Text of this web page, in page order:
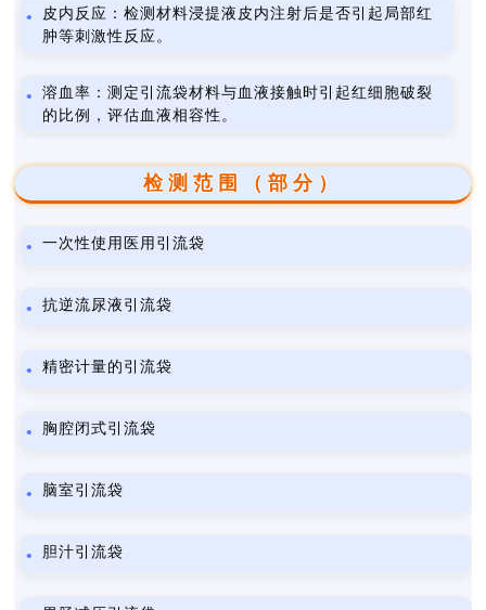
皮内反应：检测材料浸提液皮内注射后是否引起局部红
肿等刺激性反应。
溶血率：测定引流袋材料与血液接触时引起红细胞破裂
的比例，评估血液相容性。
检测范围（部分）
一次性使用医用引流袋
抗逆流尿液引流袋
精密计量的引流袋
胸腔闭式引流袋
脑室引流袋
胆汁引流袋